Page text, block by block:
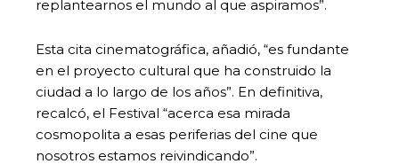
replantearnos el mundo al que aspiramos”.
Esta cita cinematográfica, añadió, “es fundante
en el proyecto cultural que ha construido la
ciudad a lo largo de los años”. En definitiva,
recalcó, el Festival “acerca esa mirada
cosmopolita a esas periferias del cine que
nosotros estamos reivindicando”.